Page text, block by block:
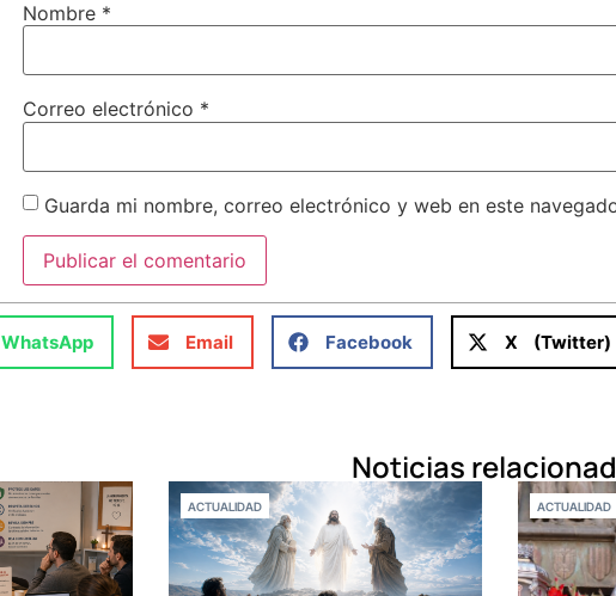
Nombre *
Correo electrónico *
Guarda mi nombre, correo electrónico y web en este
WhatsApp Email Facebook X (Twitter)
Noticias
ACTUALIDAD ACTUALIDAD